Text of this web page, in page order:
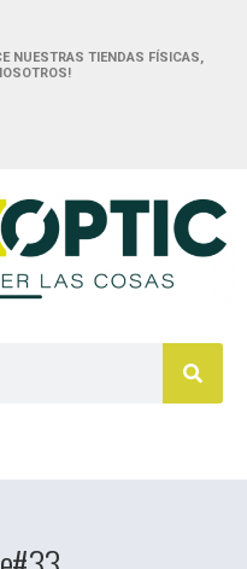
NUESTRAS TIENDAS FÍSICAS,